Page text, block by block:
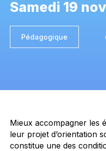
Samedi 19
Pédagogique
Mieux accompagner les
leur projet d’orientation
constitue une des